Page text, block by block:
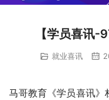
【学员喜讯
就业喜讯
马哥教育《学员喜讯》